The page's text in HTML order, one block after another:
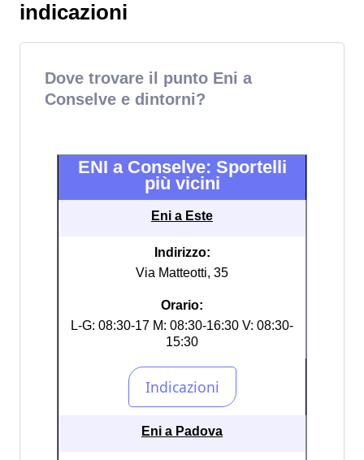
indicazioni
Dove trovare il punto Eni a
Conselve e dintorni?
ENI a Conselve: Sportelli
più vicini
Eni a Este
Indirizzo:
Via Matteotti, 35
Orario:
L-G: 08:30-17 M: 08:30-16:30 V: 08:30-
15:30
Eni a Padova